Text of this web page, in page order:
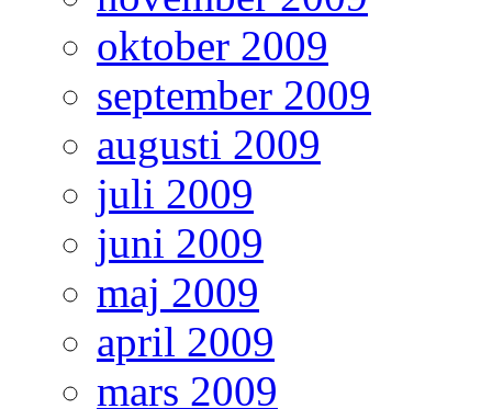
oktober 2009
september 2009
augusti 2009
juli 2009
juni 2009
maj 2009
april 2009
mars 2009